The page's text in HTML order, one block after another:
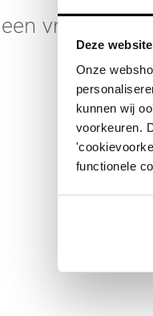
Deze
Onze
kunnen wij
voorkeuren.
functionele
een vraag
Uw naam
Telefoonnummer
Uw vraag